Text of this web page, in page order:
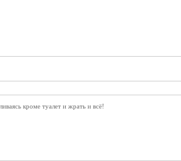
кроме туалет и жрать и всё!